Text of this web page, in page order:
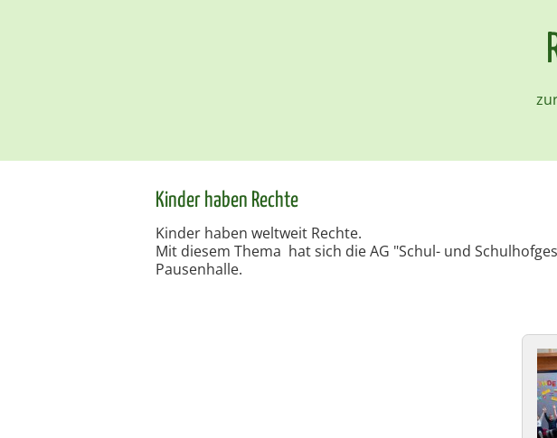
Kinder haben Rechte
Kinder haben weltweit Rechte.
Mit diesem Thema hat sich die AG "Schul- und
Pausenhalle.